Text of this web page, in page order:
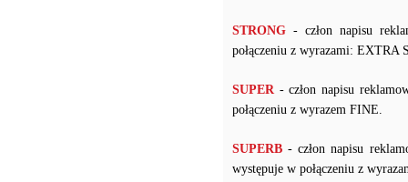
STRONG - człon napisu
połączeniu z wyrazami: EXTRA
SUPER- człon napisu
połączeniu z wyrazem FINE.
SUPERB - człon napisu
występuje w połączeniu z